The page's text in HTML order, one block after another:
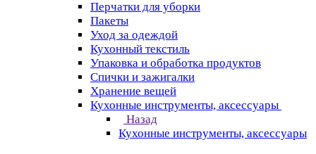
Перчатки для уборки
Пакеты
Уход за одеждой
Кухонный текстиль
Упаковка и обработка продуктов
Спички и зажигалки
Хранение вещей
Кухонные инструменты, аксессуары
Назад
Кухонные инструменты, аксессуары